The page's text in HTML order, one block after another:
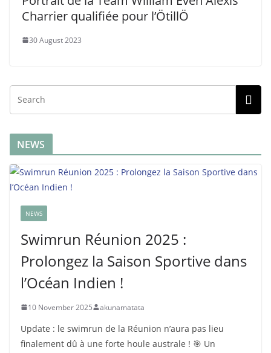
Charrier qualifiée pour l’ÖtillÖ
30 August 2023
NEWS
NEWS
Swimrun Réunion 2025 :
Prolongez la Saison Sportive dans
l’Océan Indien !
10 November 2025 akunamatata
Update : le swimrun de la Réunion n’aura pas lieu
finalement dû à une forte houle australe ! 🎯 Un